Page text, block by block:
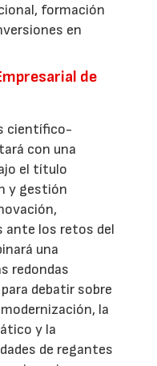
formación
en
de
científico-
con una
el título
y gestión
ante los retos del
una
redondas
debatir sobre
la
y la
de regantes